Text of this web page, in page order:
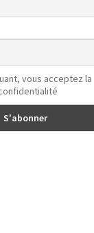
vous acceptez la